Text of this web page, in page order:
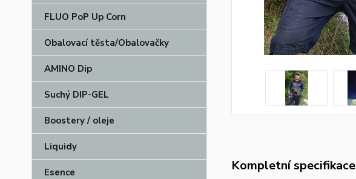
FLUO PoP Up Corn
Obalovací těsta/Obalovačky
AMINO Dip
Suchý DIP-GEL
Boostery / oleje
Liquidy
Esence Kompletní specifikace